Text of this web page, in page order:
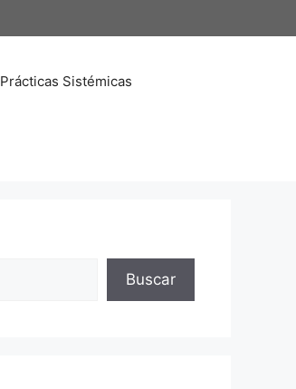
Prácticas Sistémicas
Buscar